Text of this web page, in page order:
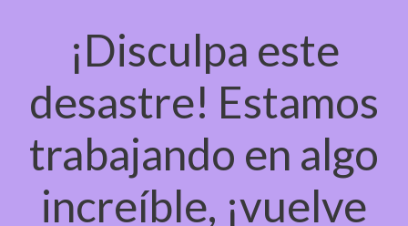
¡Disculpa este
desastre! Estamos
trabajando en algo
increíble, ¡vuelve